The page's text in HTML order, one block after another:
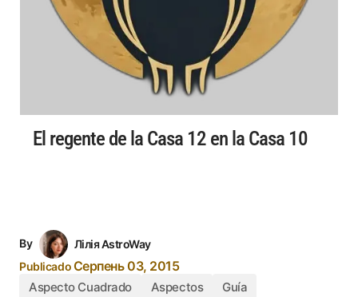
El regente de la Casa 12 en la Casa 10
By
Лілія AstroWay
PublicadoСерпень 03, 2015
Aspecto Cuadrado Aspectos
Guía